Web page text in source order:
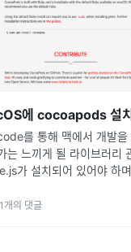
에 cocoapods 설치
를 통해 맥에서 개발을
는 느끼게 될 라이브러리
가 설치되어 있어야 하
1 개의 댓글